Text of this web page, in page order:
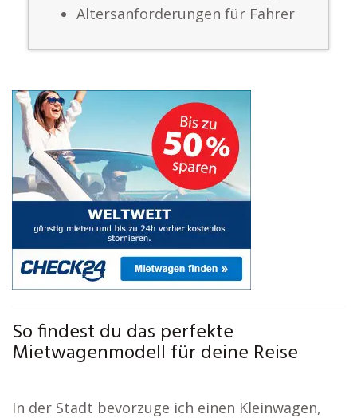
Altersanforderungen für Fahrer
So findest du das perfekte
Mietwagenmodell für deine Reise
In der Stadt bevorzuge ich einen Kleinwagen,